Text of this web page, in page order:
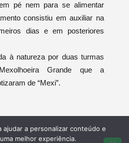
pé nem para se alimentar
consistiu em auxiliar na
dias e em posteriores
à natureza por duas turmas
Grande que a
de “Mexi”.
ajudar a personalizar conteúdo e
melhor experiência.